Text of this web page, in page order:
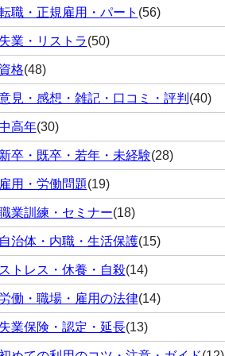
職・正規雇用・パート (56)
業・リストラ(50)
格(48)
見・感想・雑記・口コミ・評判 (40)
高年(30)
卒・既卒・若年・未経験(28)
用・労働問題(19)
業訓練・セミナー(18)
治体・内職・生活保護(15)
トレス・休養・自殺(14)
働・職場・雇用の法律(14)
業保険・認定・延長(13)